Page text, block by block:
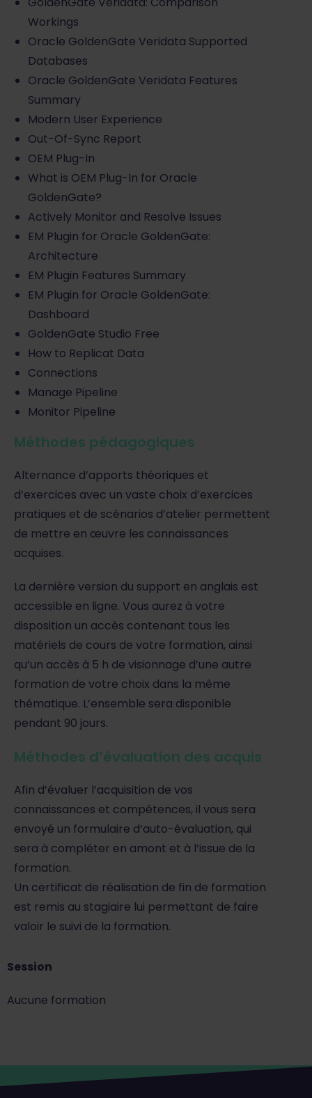
Workings
Oracle GoldenGate Veridata Supported
Databases
Oracle GoldenGate Veridata Features
Summary
Modern User Experience
Out-Of-Sync Report
OEM Plug-In
What is OEM Plug-In for Oracle
GoldenGate?
Actively Monitor and Resolve Issues
EM Plugin for Oracle GoldenGate:
Architecture
EM Plugin Features Summary
EM Plugin for Oracle GoldenGate:
Dashboard
GoldenGate Studio Free
How to Replicat Data
Connections
Manage Pipeline
Monitor Pipeline
Méthodes pédagogiques
Alternance d’apports théoriques et
d’exercices avec un vaste choix d’exercices
pratiques et de scénarios d’atelier permettent
de mettre en œuvre les connaissances
acquises.
La dernière version du support en anglais est
accessible en ligne. Vous aurez à votre
disposition un accès contenant tous les
matériels de cours de votre formation, ainsi
qu’un accès à 5 h de visionnage d’une autre
formation de votre choix dans la même
thématique. L’ensemble sera disponible
pendant 90 jours.
Méthodes d’évaluation des acquis
Afin d’évaluer l’acquisition de vos
connaissances et compétences, il vous sera
envoyé un formulaire d’auto-évaluation, qui
sera à compléter en amont et à l’issue de la
formation.
Un certificat de réalisation de fin de formation
est remis au stagiaire lui permettant de faire
valoir le suivi de la formation.
Session
Aucune formation